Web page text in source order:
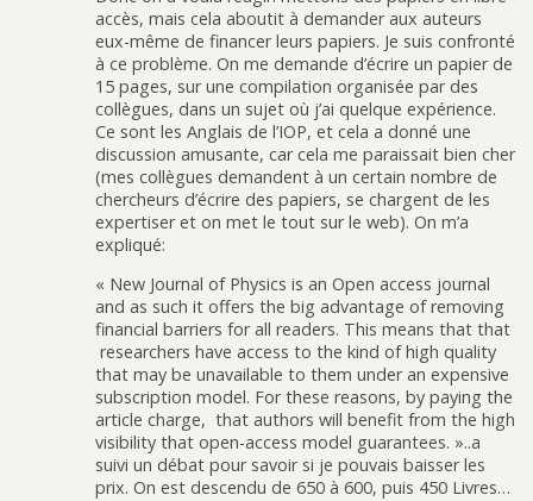
accès, mais cela aboutit à demander aux auteurs
eux-même de financer leurs papiers. Je suis confronté
à ce problème. On me demande d’écrire un papier de
15 pages, sur une compilation organisée par des
collègues, dans un sujet où j’ai quelque expérience.
Ce sont les Anglais de l’IOP, et cela a donné une
discussion amusante, car cela me paraissait bien cher
(mes collègues demandent à un certain nombre de
chercheurs d’écrire des papiers, se chargent de les
expertiser et on met le tout sur le web). On m’a
expliqué:
« New Journal of Physics is an Open access journal
and as such it offers the big advantage of removing
financial barriers for all readers. This means that that
researchers have access to the kind of high quality
that may be unavailable to them under an expensive
subscription model. For these reasons, by paying the
article charge, that authors will benefit from the high
visibility that open-access model guarantees. »..a
suivi un débat pour savoir si je pouvais baisser les
prix. On est descendu de 650 à 600, puis 450 Livres…